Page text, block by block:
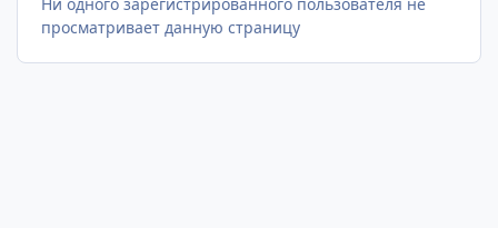
просматривает данную страницу